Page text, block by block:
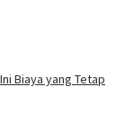
Biaya yang Tetap